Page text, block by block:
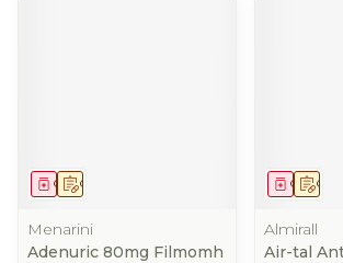
Op voorschrift
Geneesmiddel
Menarini
Adenuric 80mg Filmomh
Op
Almirall
Air-tal